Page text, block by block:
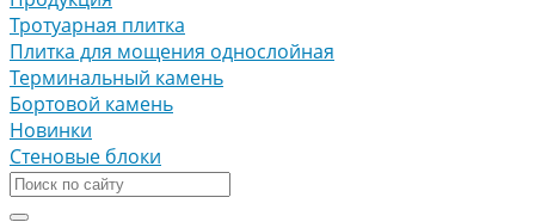
Тротуарная плитка
Плитка для мощения однослойная
Терминальный камень
Бортовой камень
Новинки
Стеновые блоки